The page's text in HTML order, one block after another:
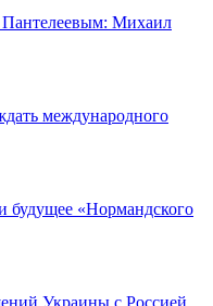
Пантелеевым: Михаил
международного
будущее «Нормандского